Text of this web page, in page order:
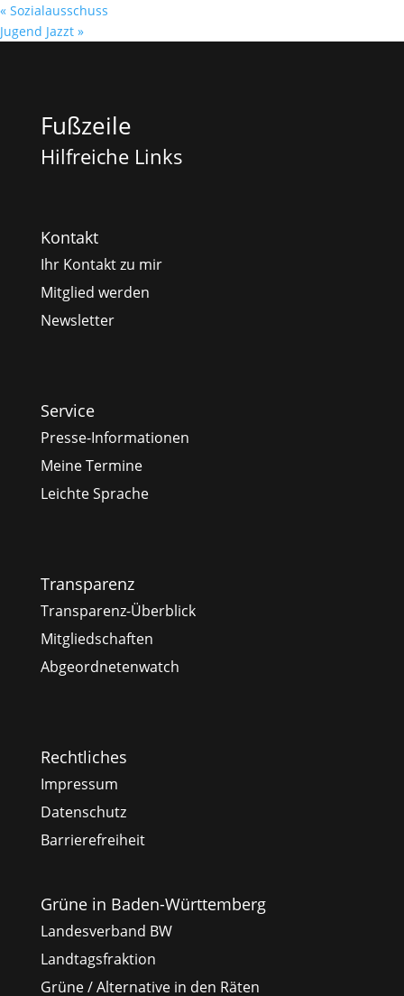
« Sozialausschuss
Jugend Jazzt »
Fußzeile
Hilfreiche Links
Kontakt
Ihr Kontakt zu mir
Mitglied werden
Newsletter
Service
Presse-Informationen
Meine Termine
Leichte Sprache
Transparenz
Transparenz-Überblick
Mitgliedschaften
Abgeordnetenwatch
Rechtliches
Impressum
Datenschutz
Barrierefreiheit
Grüne in Baden-Württemberg
Landesverband BW
Landtagsfraktion
Grüne / Alternative in den Räten